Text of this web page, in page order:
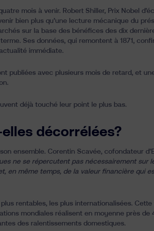
mois à venir. Robert Shiller, Prix Nobel
bien plus qu’une lecture mécanique du
sur la base des bénéfices des dix
Ses données, qui remontent à 1871,
immédiate.
publiées avec plusieurs mois de retard, et
déjà touché leur point le plus bas.
décorrélées?
ensemble. Corentin Scavée, cofondateur
ne se répercutent pas nécessairement sur
en même temps, de la valeur financière qui
rentables, les plus internationalisées.
mondiales réalisent en moyenne près de
des ralentissements domestiques.